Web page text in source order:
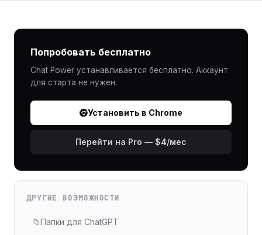
Попробовать бесплатно
Chat Power устанавливается бесплатно. Аккаунт
для старта не нужен.
Установить в Chrome
Перейти на Pro — $4/мес
ДРУГИЕ ВОЗМОЖНОСТИ
📁Папки для ChatGPT